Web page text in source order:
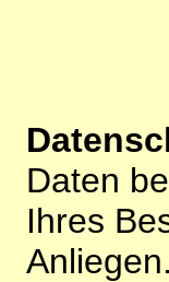
Daten
Ihres